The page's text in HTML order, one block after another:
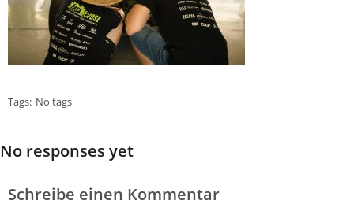
Tags: No tags
No responses yet
Schreibe einen Kommentar